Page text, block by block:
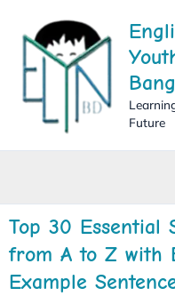
content
Future
Top 30 Essential
from A to Z with
Example